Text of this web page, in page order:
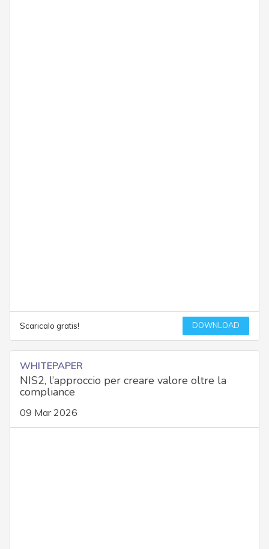
Scaricalo gratis! DOWNLOAD
WHITEPAPER
NIS2, l’approccio per creare valore oltre la
compliance
09 Mar 2026